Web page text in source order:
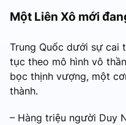
Một Liên Xô mới
Trung Quốc dưới sự cai
tục theo mô hình vô
bọc thịnh vượng, một
thành.
– Hàng triệu người Duy